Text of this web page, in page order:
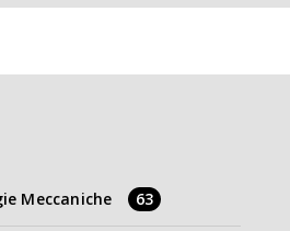
Meccaniche 63